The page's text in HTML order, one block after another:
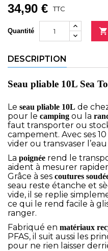
34,90 € TTC
Quantité 
DESCRIPTION
Seau pliable 10L Sea
Le seau pliable 10L de
pour le camping ou la
faut transporter ou
campement. Avec ses
vider ou transvaser
La poignée rend le
aident à mesurer
Grâce à ses coutures
seau reste étanche et
vide, il se replie
ce qui le rend facile à
ranger.
Fabriqué en matériaux
PFAS, il suit aussi les
pour ne rien laisser